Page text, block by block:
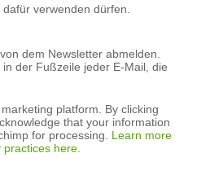
verwenden dürfen.
dem Newsletter abmelden.
der Fußzeile jeder E-Mail, die
platform. By clicking
that your information
for processing. Learn more
practices here.